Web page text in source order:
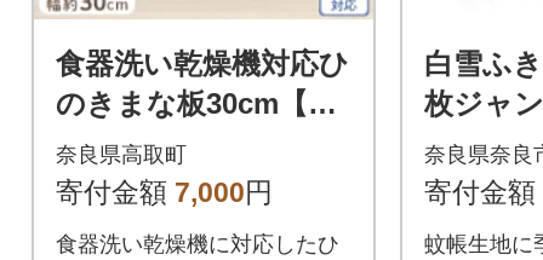
食器洗い乾燥機対応ひ
のきまな板30cm【ス
タンド付き】
奈良県高取町
寄付金額 7,000円
食器洗い乾燥機に対応したひ
白雪ふ
枚ジャ
5-018
奈良県奈良
寄付金額
蚊帳生地に